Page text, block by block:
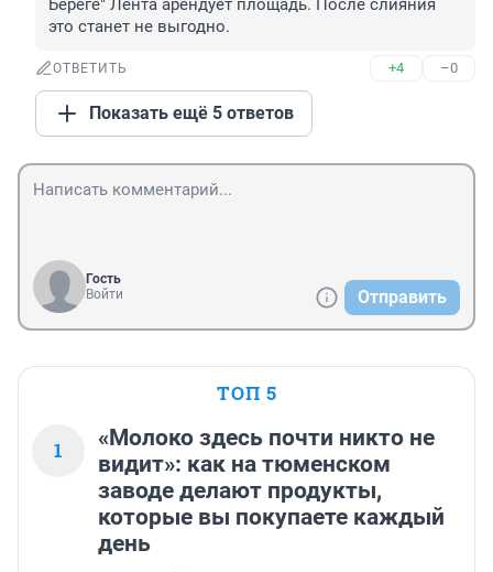
Береге" Лента арендует площадь. После слияния
это станет не выгодно.
ОТВЕТИТЬ +4 –0
Показать ещё 5 ответов
Гость
Войти
Отправить
ТОП 5
1
«Молоко здесь почти никто не
видит»: как на тюменском
заводе делают продукты,
которые вы покупаете каждый
день